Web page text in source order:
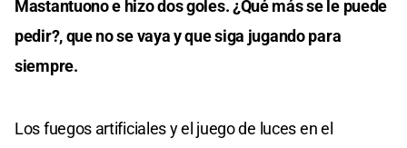
Mastantuono e hizo dos goles. ¿Qué más se le puede
pedir?, que no se vaya y que siga jugando para
siempre.
Los fuegos artificiales y el juego de luces en el